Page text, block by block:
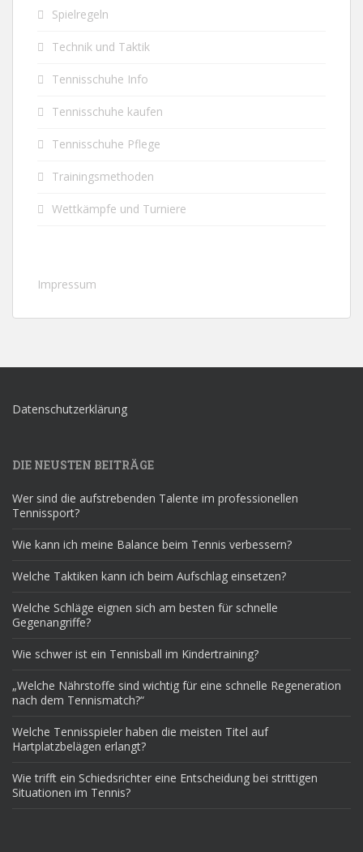
Spielregeln
Technik und Taktik
Tennisschuhe Info
Tennisschuhe kaufen
Tennisschuhe Pflege
Trainingsmethoden
Wettkämpfe und Turniere
Impressum
Datenschutzerklärung
DIE NEUSTEN BEITRÄGE
Wer sind die aufstrebenden Talente im professionellen
Tennissport?
Wie kann ich meine Balance beim Tennis verbessern?
Welche Taktiken kann ich beim Aufschlag einsetzen?
Welche Schläge eignen sich am besten für schnelle
Gegenangriffe?
Wie schwer ist ein Tennisball im Kindertraining?
„Welche Nährstoffe sind wichtig für eine schnelle Regeneration
nach dem Tennismatch?“
Welche Tennisspieler haben die meisten Titel auf
Hartplatzbelägen erlangt?
Wie trifft ein Schiedsrichter eine Entscheidung bei strittigen
Situationen im Tennis?